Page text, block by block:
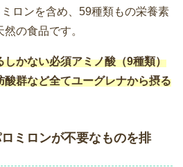
ロンを含め、59種類もの栄養素
の食品です。
しかない必須アミノ酸（9種類）
酸群など全てユーグレナから摂る
ミロンが不要なものを排